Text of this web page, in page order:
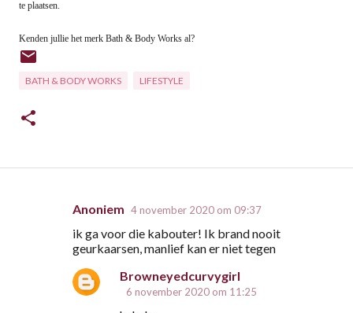
te plaatsen.
Kenden jullie het merk Bath & Body Works al?
BATH & BODY WORKS LIFESTYLE
Anoniem 4 november 2020 om 09:37
ik ga voor die kabouter! Ik brand nooit
geurkaarsen, manlief kan er niet tegen
Browneyedcurvygirl
6 november 2020 om 11:25